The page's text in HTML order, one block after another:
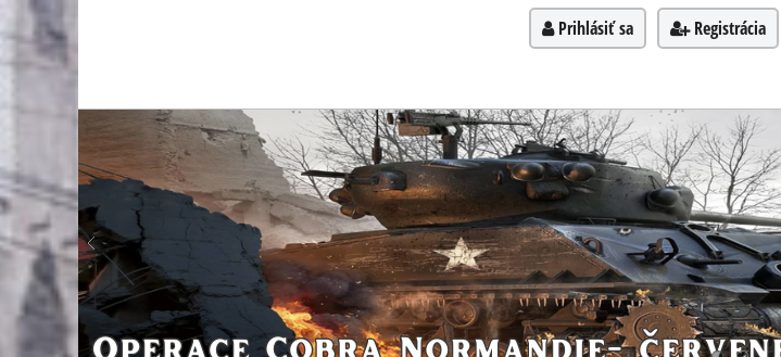
Prihlásiť sa Registrácia